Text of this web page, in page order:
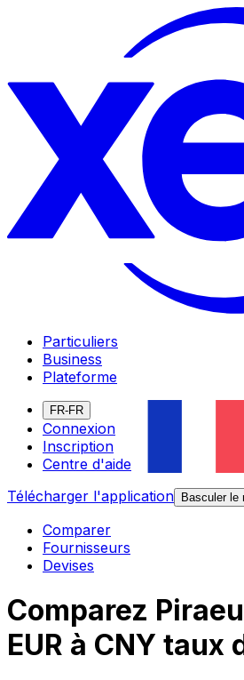
Particuliers
Business
Plateforme
FR-FR
Connexion
Inscription
Centre d'aide
Télécharger l'application
Basculer le
Comparer
Fournisseurs
Devises
Comparez
EUR à CNY taux